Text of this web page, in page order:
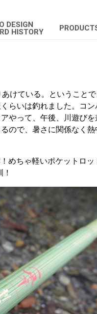
DESIGN
HISTORY
けている。ということ
らいは釣れました。コ
やって、午後、川遊びを
ので、暑さに関係なく
めちゃ軽いポケットロ